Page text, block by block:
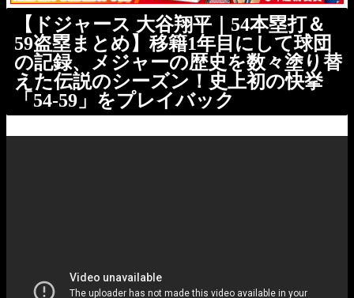
【ドジャース 大谷翔平｜54本塁打＆
59盗塁まとめ】移籍1年目にして球団
の記録、メジャーの歴史を数々塗り替
えた伝説のシーズン！史上初の快挙
「54-59」をプレイバック